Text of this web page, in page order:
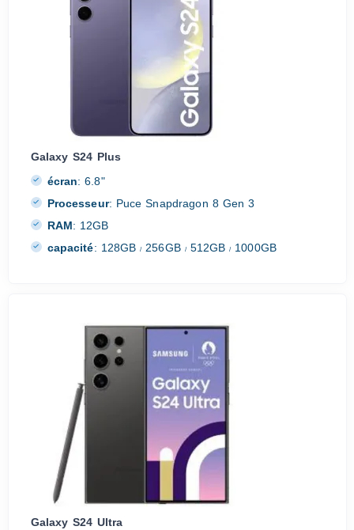
Galaxy S24 Plus
écran: 6.8"
Processeur: Puce Snapdragon 8 Gen 3
RAM: 12GB
capacité: 128GB/ 256GB /512GB/ 1000GB
Galaxy S24 Ultra